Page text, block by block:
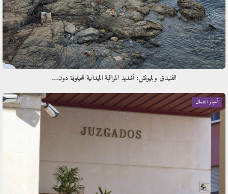
الفنيدق وبليونش: تشديد المراقبة الميدانية للحيلولة دون…
أخبار الشمال